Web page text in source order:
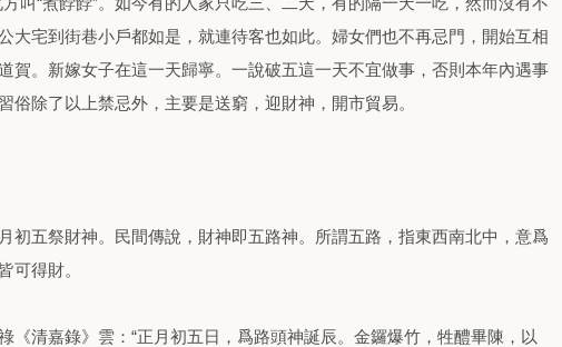
大宅到街巷小戶都如是，就連待客也如此。婦女們也不再忌門，開始互相
賀。新嫁女子在這一天歸寧。一說破五這一天不宜做事，否則本年內遇事
俗除了以上禁忌外，主要是送窮，迎財神，開市貿易。
初五祭財神。民間傳說，財神即五路神。所謂五路，指東西南北中，意爲
可得財。
清嘉錄》雲：“正月初五日，爲路頭神誕辰。金鑼爆竹，牲醴畢陳，以